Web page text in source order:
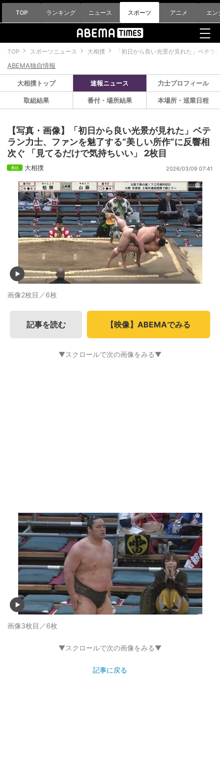
TOP ランキング ニュース スポーツ アニメ エン
TOP スポーツニュース 大相撲 「初日から良い光景が見れた」ベテ
ABEMA独自情報
大相撲トップ 速報ニュース 力士プロフィール
取組結果 番付・場所結果 本場所・巡業日程
【写真・画像】「初日から良い光景が見れた」ベテ
ラン力士、ファンを魅了する“美しい所作“に反響相
次ぐ 「見てるだけで気持ちいい」 2枚目
大相撲 2026/03/09 07:41
画像2枚目／6枚
記事を読む 【映像】ABEMAでみる
▼スクロールで次の画像をみる▼
画像3枚目／6枚
▼スクロールで次の画像をみる▼
記事に戻る